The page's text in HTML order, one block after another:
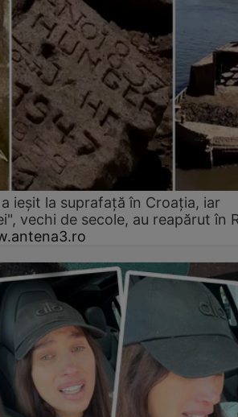
ieșit la suprafață în Croația, iar
vechi de secole, au reapărut în